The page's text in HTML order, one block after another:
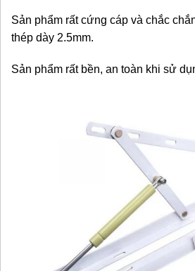
Sản phẩm rất cứng cáp và chắc
thép dày 2.5mm.
Sản phẩm rất bền, an toàn khi sử